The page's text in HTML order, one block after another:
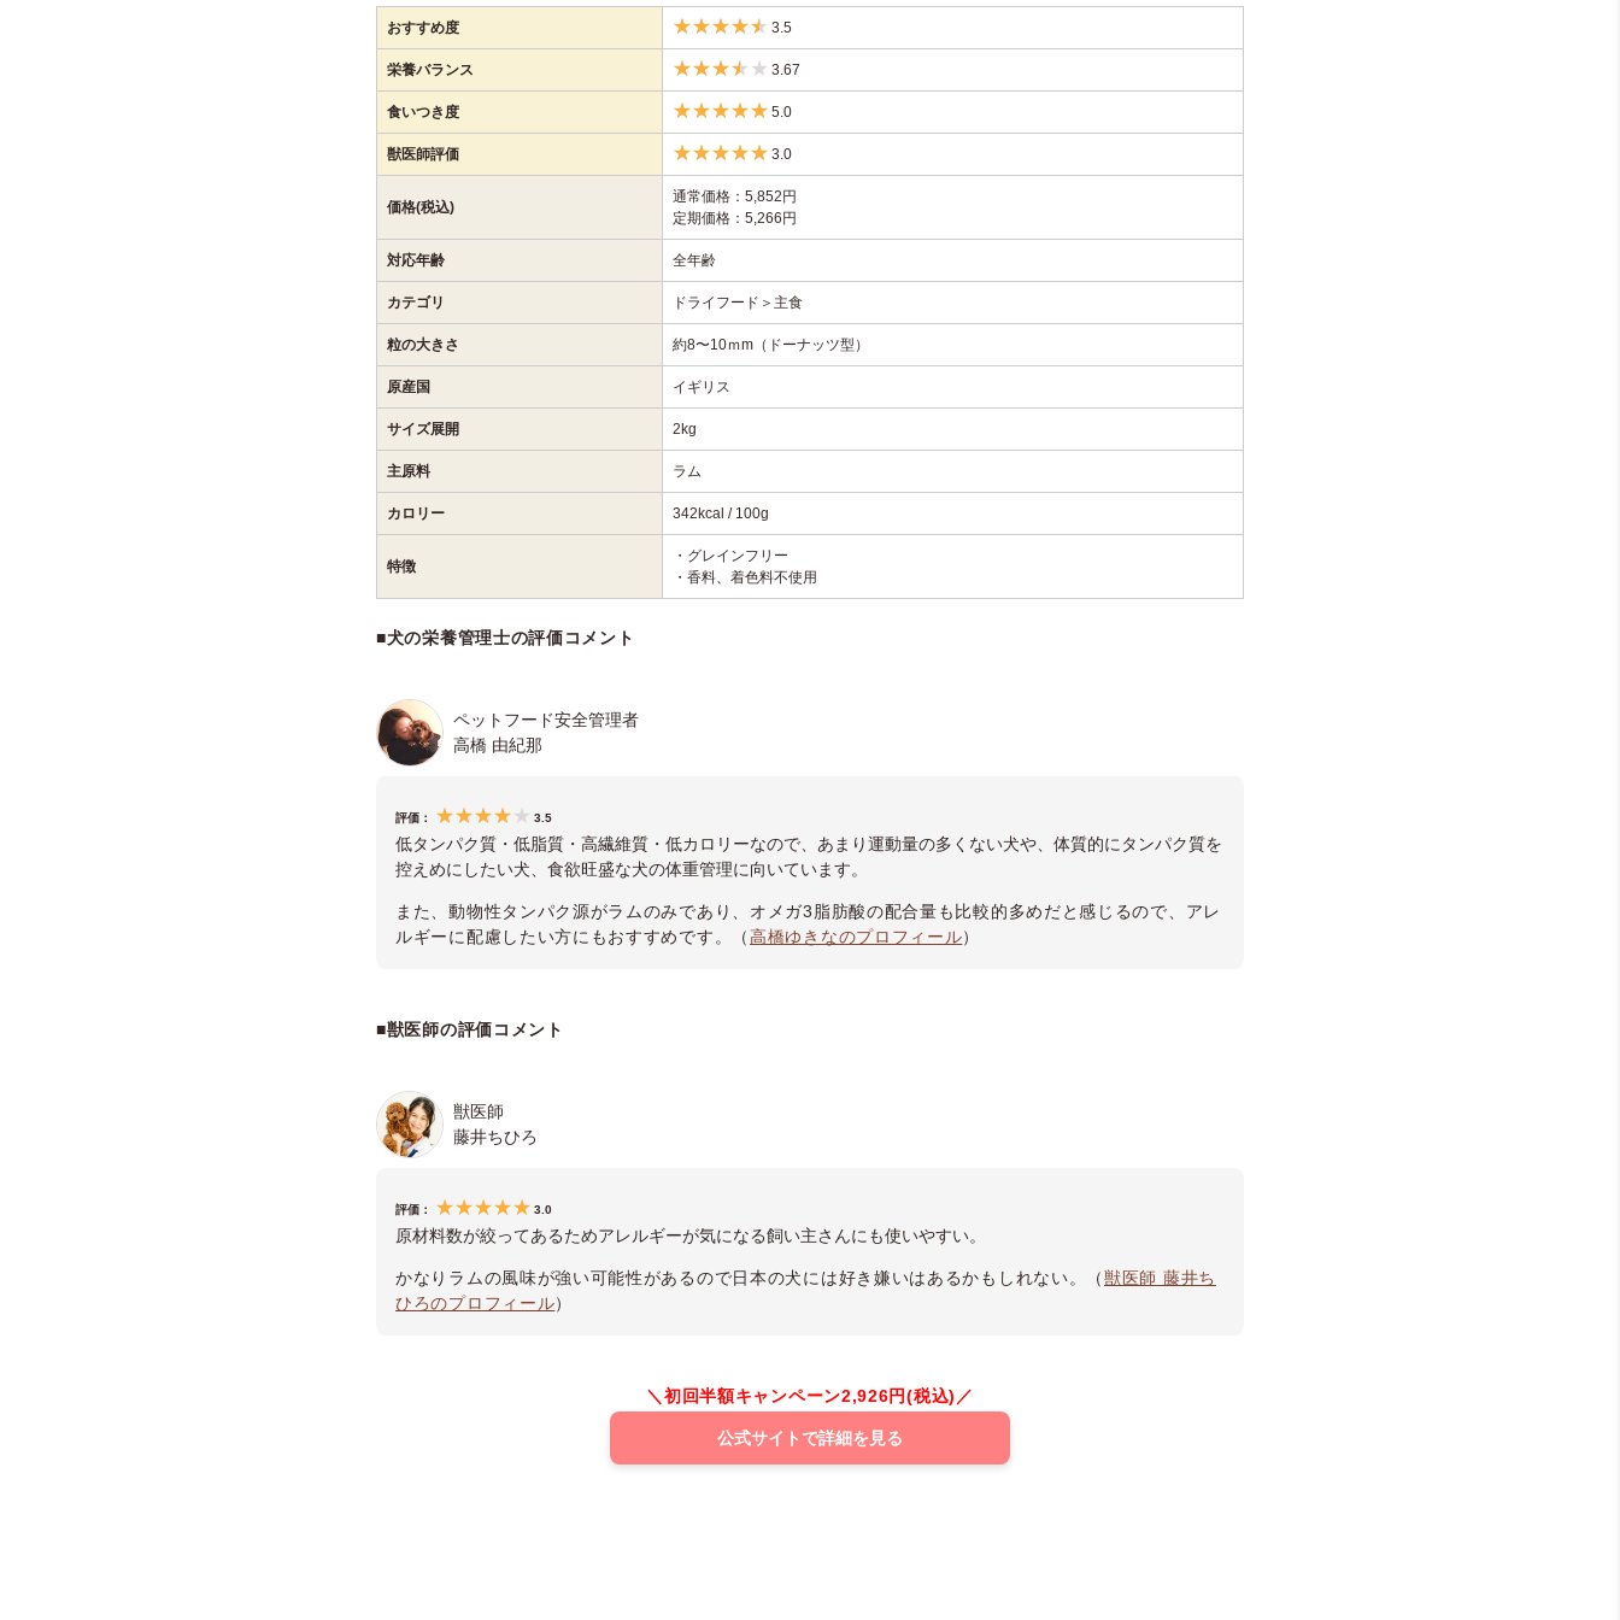
おすすめ度 3.5
栄養バランス 3.67
食いつき度 5.0
獣医師評価 3.0
価格(税込)
通常価格：5,852円
定期価格：5,266円
対応年齢 全年齢
カテゴリ ドライフード＞主食
粒の大きさ 約8〜10ｍm（ドーナッツ型）
原産国 イギリス
サイズ展開 2kg
主原料 ラム
カロリー 342kcal / 100g
特徴
・グレインフリー
・香料、着色料不使用
■犬の栄養管理士の評価コメント
ペットフード安全管理者
高橋 由紀那
評価： 3.5
低タンパク質・低脂質・高繊維質・低カロリーなので、あまり運動量の多くない犬や、体質的にタンパク質を
控えめにしたい犬、食欲旺盛な犬の体重管理に向いています。
また、動物性タンパク源がラムのみであり、オメガ3脂肪酸の配合量も比較的多めだと感じるので、アレ
ルギーに配慮したい方にもおすすめです。（高橋ゆきなのプロフィール）
■獣医師の評価コメント
獣医師
藤井ちひろ
評価： 3.0
原材料数が絞ってあるためアレルギーが気になる飼い主さんにも使いやすい。
かなりラムの風味が強い可能性があるので日本の犬には好き嫌いはあるかもしれない。（獣医師 藤井ち
ひろのプロフィール）
＼初回半額キャンペーン2,926円(税込)／
公式サイトで詳細を見る